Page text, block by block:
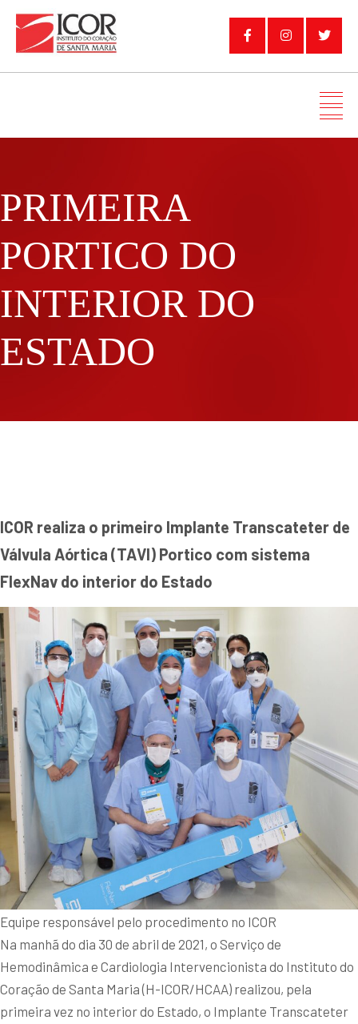
PRIMEIRA
PORTICO DO
INTERIOR DO
ESTADO
ICOR realiza o primeiro Implante Transcateter de
Válvula Aórtica (TAVI) Portico com sistema
FlexNav do interior do Estado
Equipe responsável pelo procedimento no ICOR
Na manhã do dia 30 de abril de 2021, o Serviço de
Hemodinâmica e Cardiologia Intervencionista do Instituto do
Coração de Santa Maria (H-ICOR/HCAA) realizou, pela
primeira vez no interior do Estado, o Implante Transcateter